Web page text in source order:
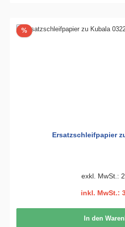
%Rabatt
Ersatzschleifpapier
exkl. MwSt.:
inkl. MwSt.:
In den